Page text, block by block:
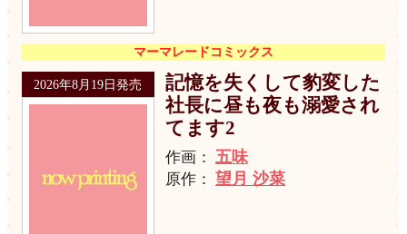
マーマレードコミックス
2026年8月19日発売
記憶を失くして豹変した
社長に昼も夜も溺愛され
てます2
作画： 五味
原作： 望月 沙菜